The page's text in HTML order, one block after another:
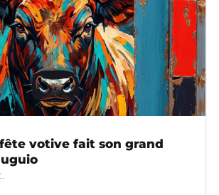
votive fait son grand